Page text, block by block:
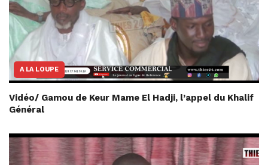
A LA LOUPE
Vidéo/ Gamou de Keur Mame El Hadji, l’appel du Khalif
Général